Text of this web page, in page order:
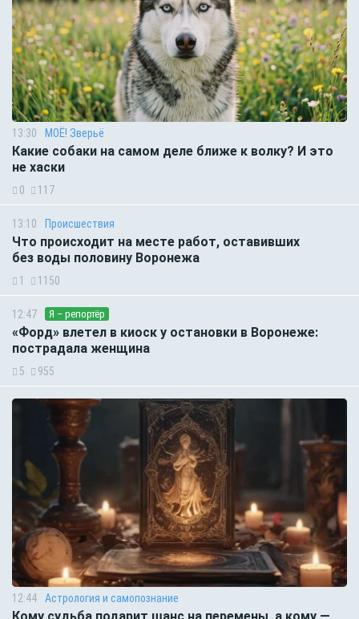
13:30 МОЁ! Зверьё
Какие собаки на самом деле ближе к волку? И это
не хаски
0 117
13:10 Происшествия
Что происходит на месте работ, оставивших
без воды половину Воронежа
1 1150
12:47 Я – репортёр
«Форд» влетел в киоск у остановки в Воронеже:
пострадала женщина
5 955
12:44 Астрология и самопознание
Кому судьба подарит шанс на перемены, а кому —